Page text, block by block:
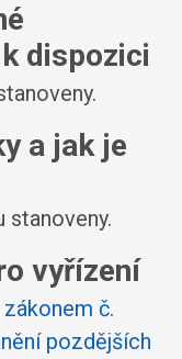
dispozici
a jak je
stanoveny.
vyřízení
zákonem č.
pozdějších